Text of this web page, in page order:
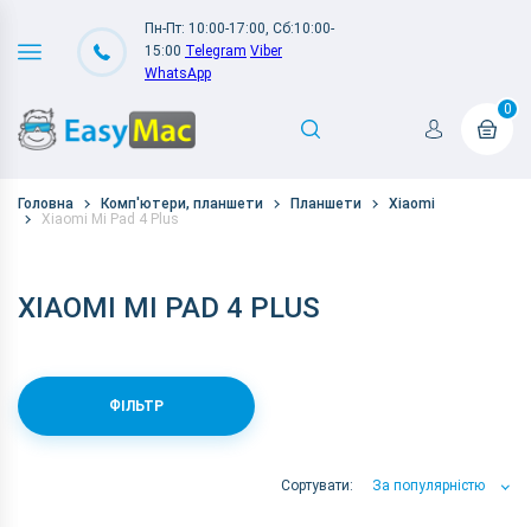
Пн-Пт: 10:00-17:00, Сб:10:00-
15:00 Telegram Viber
WhatsApp
0
Головна Комп'ютери, планшети Планшети
Xiaomi
Xiaomi Mi Pad 4 Plus
XIAOMI MI PAD 4 PLUS
ФІЛЬТР
Сортувати: За популярністю
За популярністю